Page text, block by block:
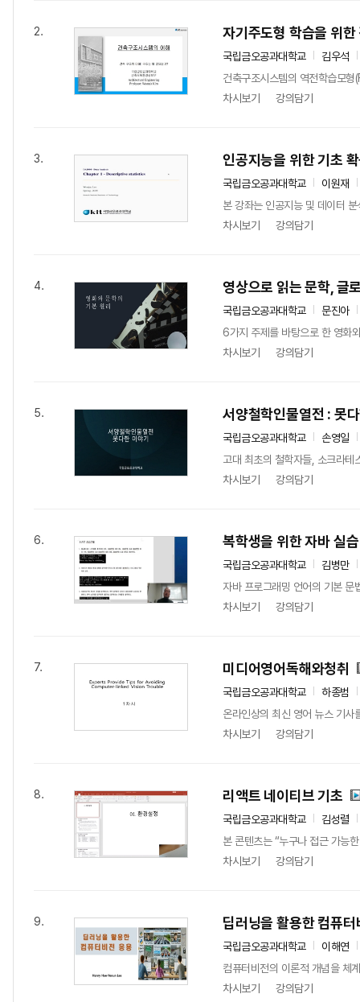
2. 자기주도형 학습을 위
국립금오공과대학교
김우석
건축구조시스템의 역전학습모
차시보기
강의담기
3. 인공지능을 위한 기초
국립금오공과대학교
이원재
본 강좌는 인공지능 및 데이터
차시보기
강의담기
4. 영상으로 읽는 문학, 글
국립금오공과대학교
문진아
6가지 주제를 바탕으로 한 영화
차시보기
강의담기
5. 서양철학인물열전 : 못
국립금오공과대학교
손영일
고대 최초의 철학자들, 소크라
차시보기
강의담기
6. 복학생을 위한 자바 실습
국립금오공과대학교
김병만
자바 프로그래밍 언어의 기본 문
차시보기
강의담기
7. 미디어영어독해와청취
국립금오공과대학교
하종범
온라인상의 최신 영어 뉴스 기사
차시보기
강의담기
8. 리액트 네이티브 기초
국립금오공과대학교
김성렬
본 콘텐츠는 “누구나 접근 가능
차시보기
강의담기
9. 딥러닝을 활용한 컴퓨터
국립금오공과대학교
이해연
컴퓨터비전의 이론적 개념을 체
차시보기
강의담기